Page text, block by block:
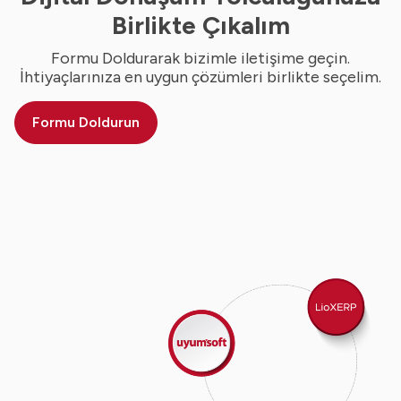
Birlikte Çıkalım
Formu Doldurarak bizimle iletişime geçin.
İhtiyaçlarınıza en uygun çözümleri birlikte seçelim.
Formu Doldurun